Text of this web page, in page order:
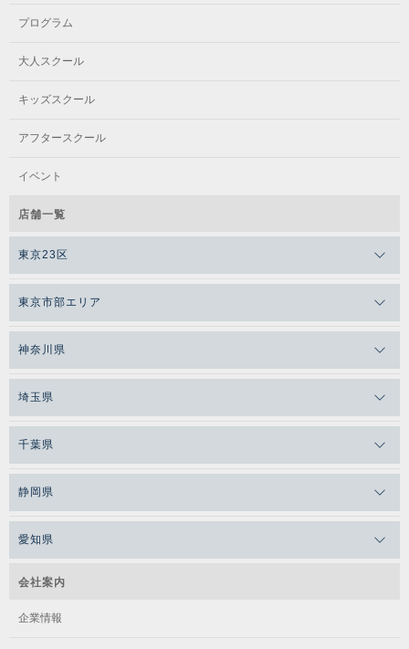
プログラム
大人スクール
キッズスクール
アフタースクール
イベント
店舗一覧
東京23区
東京市部エリア
神奈川県
埼玉県
千葉県
静岡県
愛知県
会社案内
企業情報